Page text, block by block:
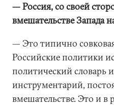
— Россия, со своей
вмешательстве Запада
— Это типично
Российские политики
политический словарь и
инструментарий,
вмешательстве. Это и в